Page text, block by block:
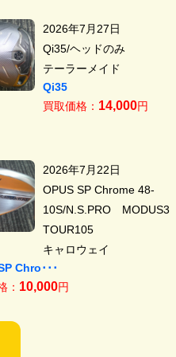
2026年7月27日
Qi35/ヘッドのみ
テーラーメイド
Qi35
買取価格： 14,000円
2026年7月22日
OPUS SP Chrome 48-
10S/N.S.PRO MODUS3
TOUR105
キャロウェイ
Chro･･･
： 10,000円